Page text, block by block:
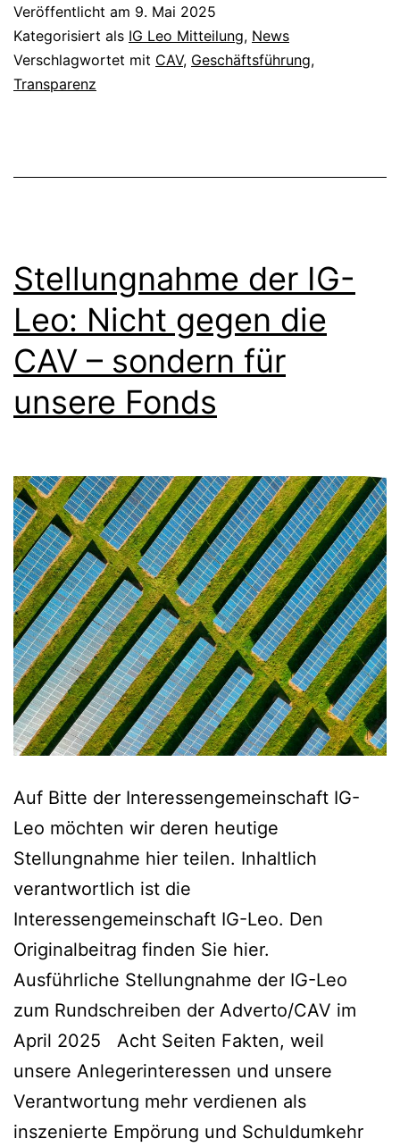
Leo:
IG-
und
CAV
Wer
kassiert,
wer
verliert?
Veröffentlicht am 9. Mai 2025
Kategorisiert als IG Leo Mitteilung, News
Verschlagwortet mit CAV, Geschäftsführung,
Transparenz
Stellungnahme der IG-
Leo: Nicht gegen die
CAV – sondern für
unsere Fonds
Auf Bitte der Interessengemeinschaft IG-
Leo möchten wir deren heutige
Stellungnahme hier teilen. Inhaltlich
verantwortlich ist die
Interessengemeinschaft IG-Leo. Den
Originalbeitrag finden Sie hier.
Ausführliche Stellungnahme der IG-Leo
zum Rundschreiben der Adverto/CAV im
April 2025 Acht Seiten Fakten, weil
unsere Anlegerinteressen und unsere
Verantwortung mehr verdienen als
inszenierte Empörung und Schuldumkehr